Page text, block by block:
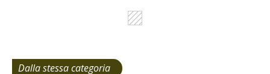
Dalla stessa categoria